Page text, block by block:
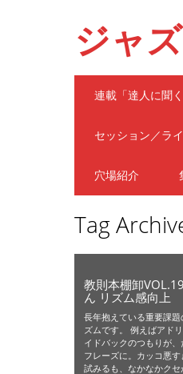
ジャ
Main
連載「達人に聞く
セッション／ラ
穴場紹介
Tag
教則本棚卸
ん リズム感向上
長年抱えている重要課題
ズムです。 例えばアド
イドバックのつもりが
フレーズに。カッコ悪す
試みるも、なかなかクセ